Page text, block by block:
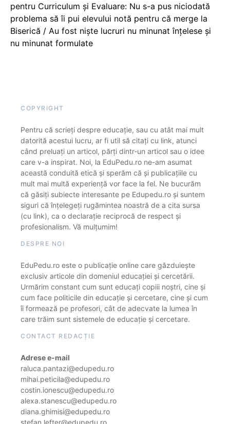
pentru Curriculum și Evaluare: Nu s-a pus niciodată
problema să îi pui elevului notă pentru că merge la
Biserică / Au fost niște lucruri nu minunat înțelese și
nu minunat formulate
COPYRIGHT
Pentru că scrieți despre educație, sau cu atât mai mult
datorită acestui lucru, ar fi util să citați cu link, atunci
când preluați un articol, părți dintr-un articol sau o idee
care v-a inspirat. Noi, la EduPedu.ro ne-am asumat
această conduită etică și sperăm că și publicațiile cu
mult mai multă experiență vor face la fel. Ne bucurăm
că găsiți subiecte interesante pe Edupedu.ro și suntem
siguri că înțelegeți rugămintea noastră de a cita sursa
(cu link), ca o declarație reciprocă de respect și
profesionalism. Vă mulțumim!
DESPRE NOI
EduPedu.ro este o publicație online care găzduiește
exclusiv articole din domeniul educației și cercetării.
Urmărim constant cum sunt educați copiii noștri, cine și
cum face politicile din educație și cercetare, cine și cum
îi formează pe profesori, cât de adecvate la lumea în
care trăim sunt sistemele de educație și cercetare.
CONTACT REDACȚIE
Adrese e-mail
raluca.pantazi@edupedu.ro
mihai.peticila@edupedu.ro
costin.ionescu@edupedu.ro
alexa.stanescu@edupedu.ro
diana.ghimisi@edupedu.ro
stefan.lefter@edupedu.ro